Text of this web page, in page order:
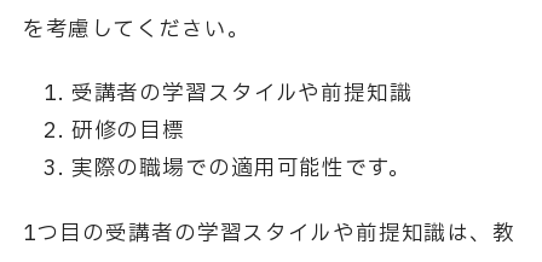
を考慮してください。
受講者の学習スタイルや前提知識
研修の目標
実際の職場での適用可能性です。
1つ目の受講者の学習スタイルや前提知識は、教